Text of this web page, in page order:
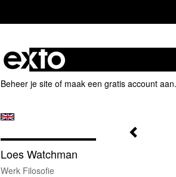
Beheer je site of maak een gratis account aan.
Loes Watchman
Werk Filosofie